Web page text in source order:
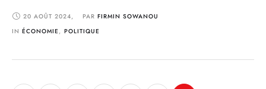
jeunesse de Lalo s'affirme aujourd'hui comme une force motrice
essentielle pour le …
20 AOÛT 2024, PAR FIRMIN SOWANOU
IN ÉCONOMIE , POLITIQUE